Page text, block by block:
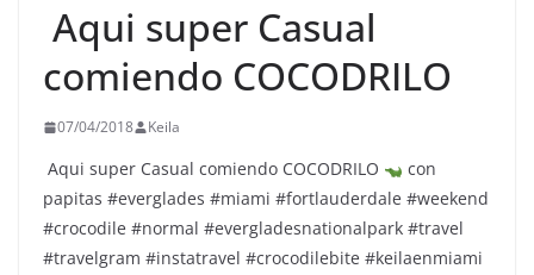
️ Aqui super Casual
comiendo COCODRILO
07/04/2018 Keila
Aqui super Casual comiendo COCODRILO
con
papitas #everglades #miami #fortlauderdale #weekend
#crocodile #normal #evergladesnationalpark #travel
#travelgram #instatravel #crocodilebite #keilaenmiami